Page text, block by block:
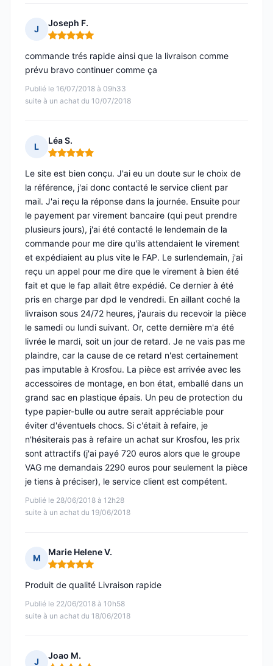
J
Joseph F.
Note : 5 sur 5
Publié le 16/07/2018 à 09h33
suite à un achat du 10/07/2018
commande trés rapide ainsi que la livraison comme
prévu bravo continuer comme ça
L
Léa S.
Note : 5 sur 5
Publié le 28/06/2018 à 12h28
suite à un achat du 19/06/2018
Le site est bien conçu. J'ai eu un doute sur le choix de
la référence, j'ai donc contacté le service client par
mail. J'ai reçu la réponse dans la journée. Ensuite pour
le payement par virement bancaire (qui peut prendre
plusieurs jours), j'ai été contacté le lendemain de la
commande pour me dire qu'ils attendaient le virement
et expédiaient au plus vite le FAP. Le surlendemain, j'ai
reçu un appel pour me dire que le virement à bien été
fait et que le fap allait être expédié. Ce dernier à été
pris en charge par dpd le vendredi. En aillant coché la
livraison sous 24/72 heures, j'aurais du recevoir la pièce
le samedi ou lundi suivant. Or, cette dernière m'a été
livrée le mardi, soit un jour de retard. Je ne vais pas me
plaindre, car la cause de ce retard n'est certainement
pas imputable à Krosfou. La pièce est arrivée avec les
accessoires de montage, en bon état, emballé dans un
grand sac en plastique épais. Un peu de protection du
type papier-bulle ou autre serait appréciable pour
éviter d'éventuels chocs. Si c'était à refaire, je
n'hésiterais pas à refaire un achat sur Krosfou, les prix
sont attractifs (j'ai payé 720 euros alors que le groupe
VAG me demandais 2290 euros pour seulement la pièce
je tiens à préciser), le service client est compétent.
M
Marie Helene V.
Note : 5 sur 5
Publié le 22/06/2018 à 10h58
suite à un achat du 18/06/2018
Produit de qualité Livraison rapide
J
Joao M.